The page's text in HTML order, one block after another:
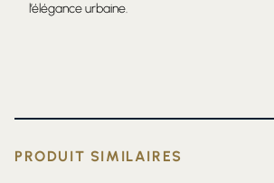
l’élégance urbaine.
PRODUIT SIMILAIRES